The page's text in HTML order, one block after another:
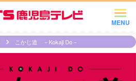
MENU
こかじ道 －Kokaji Do－